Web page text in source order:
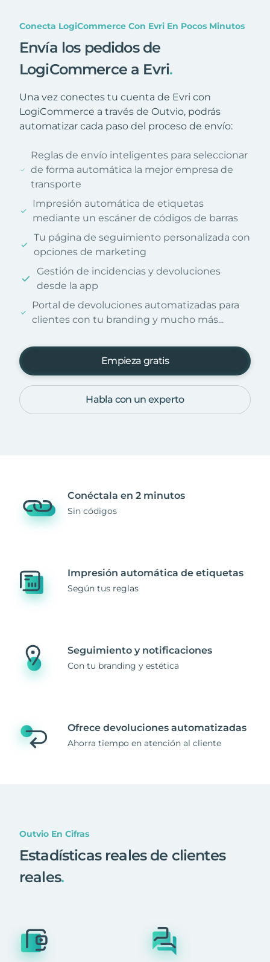
Conecta LogiCommerce Con Evri En Pocos Minutos
Envía los pedidos de
LogiCommerce a Evri.
Una vez conectes tu cuenta de Evri con
LogiCommerce a través de Outvio, podrás
automatizar cada paso del proceso de envío:
Reglas de envío inteligentes para seleccionar
de forma automática la mejor empresa de
transporte
Impresión automática de etiquetas
mediante un escáner de códigos de barras
Tu página de seguimiento personalizada con
opciones de marketing
Gestión de incidencias y devoluciones
desde la app
Portal de devoluciones automatizadas para
clientes con tu branding y mucho más...
Empieza gratis
Habla con un experto
Conéctala en 2 minutos
Sin códigos
Impresión automática de etiquetas
Según tus reglas
Seguimiento y notificaciones
Con tu branding y estética
Ofrece devoluciones automatizadas
Ahorra tiempo en atención al cliente
Outvio En Cifras
Estadísticas reales de clientes
reales.